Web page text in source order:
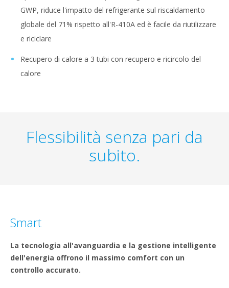
GWP, riduce l'impatto del refrigerante sul riscaldamento
globale del 71% rispetto all'R-410A ed è facile da riutilizzare
e riciclare
Recupero di calore a 3 tubi con recupero e ricircolo del
calore
Flessibilità senza pari da
subito.
Smart
La tecnologia all'avanguardia e la gestione intelligente
dell'energia offrono il massimo comfort con un
controllo accurato.